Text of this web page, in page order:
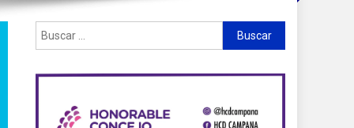
Buscar: